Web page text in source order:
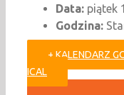
Data: piątek
Godzina:
+ KALENDARZ
ICAL